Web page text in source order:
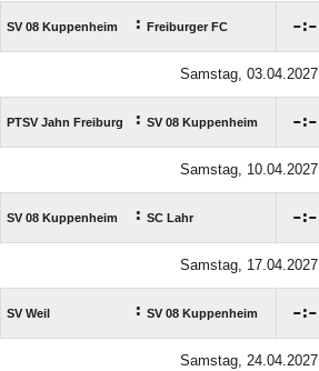
SV 08 Kuppenheim : Freiburger FC :
Samstag, 03.04.2027
PTSV Jahn Freiburg : SV 08 Kuppenheim :
Samstag, 10.04.2027
SV 08 Kuppenheim : SC Lahr :
Samstag, 17.04.2027
SV Weil : SV 08 Kuppenheim :
Samstag, 24.04.2027